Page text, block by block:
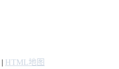
| HTML地图